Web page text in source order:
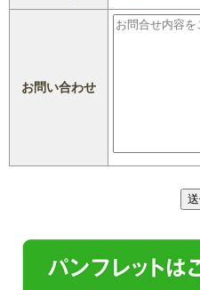
お問い合わせ